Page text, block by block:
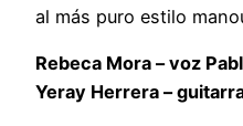
al más puro estilo
Rebeca Mora – voz
Yeray Herrera –